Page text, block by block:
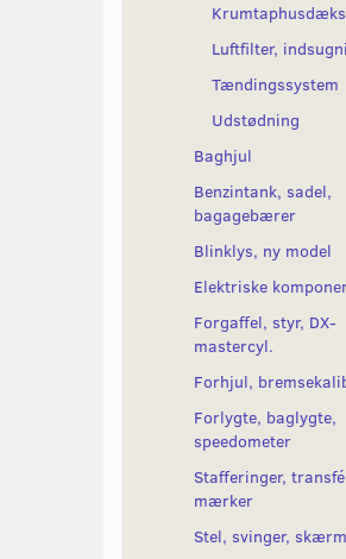
Luftfilter,
Tændingssystem
Udstødning
Baghjul
Benzintank, sadel,
bagagebærer
Blinklys, ny model
Elektriske
Forgaffel, styr, DX-
mastercyl.
Forhjul,
Forlygte, baglygte,
speedometer
Stafferinger,
mærker
Stel, svinger,